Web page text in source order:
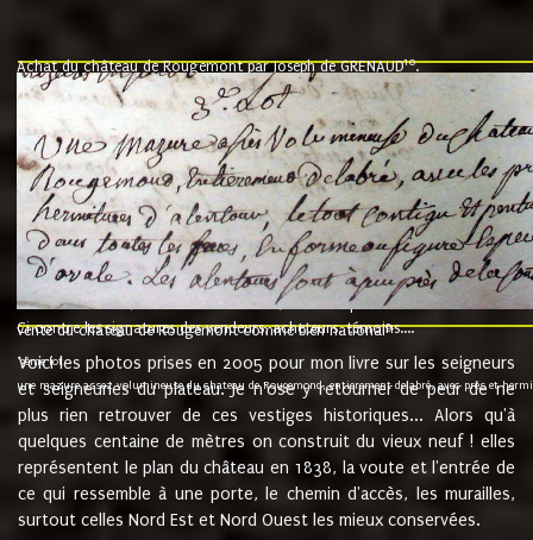
Achat du château de Rougemont par Joseph de GRENAUD10.
"l'an mil six cent soixante treze le ving neuvième jour du mois de
nommé fut présent Messire Claude Guillaume de Moyriat chevalier baron
vend, purement simplement et irrevocablement a monseigneur monsieur
et chavannes conseiller du roy au parlement de Bourgogne, present et
que le dit seigneur Baron de la Vellière a sur ses hommes, indivisables et
de la Velliere tout ainsi et comme le dit seigneur Baron et ses
présent......"
suivent les rentes, donation des terriers, etc... au prix de 880 livre louis
Ci contre les signatures des vendeurs, acheteurs, témoins....
vente du château de Rougemont comme bien national9.
"3ème lot
une mazure assez volumineuse du chateau de Rougemond, entierement delabré, avec près et
Voici les photos prises en 2005 pour mon livre sur les seigneurs
et seigneuries du plateau. Je n'ose y retourner de peur de ne
plus rien retrouver de ces vestiges historiques... Alors qu'à
quelques centaine de mètres on construit du vieux neuf ! elles
représentent le plan du château en 1838, la voute et l'entrée de
ce qui ressemble à une porte, le chemin d'accès, les murailles,
surtout celles Nord Est et Nord Ouest les mieux conservées.